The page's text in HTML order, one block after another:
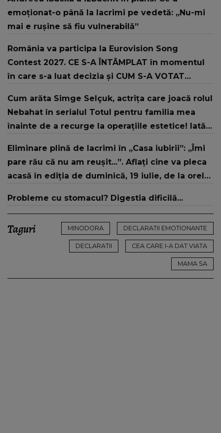
emoționat-o până la lacrimi pe vedetă: „Nu-mi
mai e rușine să fiu vulnerabilă”
România va participa la Eurovision Song
Contest 2027. CE S-A ÎNTÂMPLAT în momentul
în care s-a luat decizia și CUM S-A VOTAT
strategic de..."
Cum arăta Simge Selçuk, actrița care joacă rolul
Nebahat în serialul Totul pentru familia mea
înainte de a recurge la operațiile estetice! Iată
„Tinerețe rebelă”
Eliminare plină de lacrimi în „Casa iubirii”: „Îmi
pare rău că nu am reușit...”. Aflați cine va pleca
acasă în ediția de duminică, 19 iulie, de la orele
Probleme cu stomacul? Digestia dificilă...
Taguri MINODORA DECLARATII EMOTIONANTE
DECLARATII CEA CARE I-A DAT VIATA
MAMA SA